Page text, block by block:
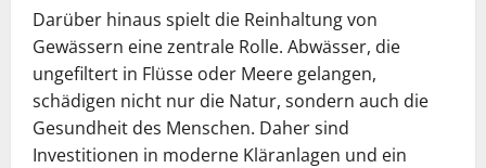
Darüber hinaus spielt die Reinhaltung von
Gewässern eine zentrale Rolle. Abwässer, die
ungefiltert in Flüsse oder Meere gelangen,
schädigen nicht nur die Natur, sondern auch die
Gesundheit des Menschen. Daher sind
Investitionen in moderne Kläranlagen und ein